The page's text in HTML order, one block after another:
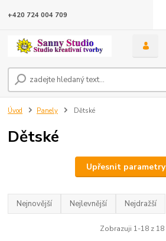
+420 724 004 709
Úvod Panely Dětské
Dětské
Upřesnit parametry
Nejnovější Nejlevnější Nejdražší
Zobrazuji 1-18 z 18